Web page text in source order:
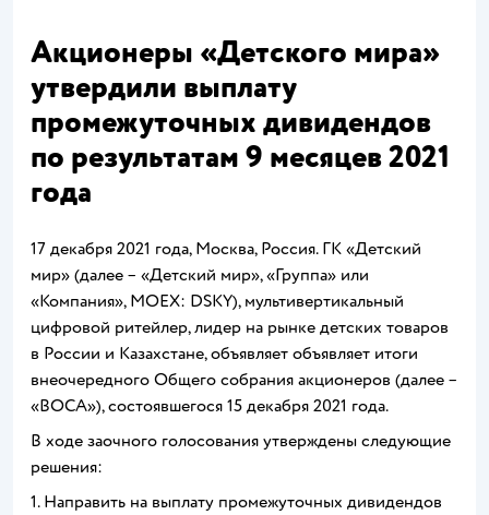
Акционеры «Детского мира»
утвердили выплату
промежуточных дивидендов
по результатам 9 месяцев 2021
года
17 декабря 2021 года, Москва, Россия. ГК «Детский
мир» (далее – «Детский мир», «Группа» или
«Компания», MOEX: DSKY), мультивертикальный
цифровой ритейлер, лидер на рынке детских товаров
в России и Казахстане, объявляет объявляет итоги
внеочередного Общего собрания акционеров (далее –
«ВОСА»), состоявшегося 15 декабря 2021 года.
В ходе заочного голосования утверждены следующие
решения:
1. Направить на выплату промежуточных дивидендов